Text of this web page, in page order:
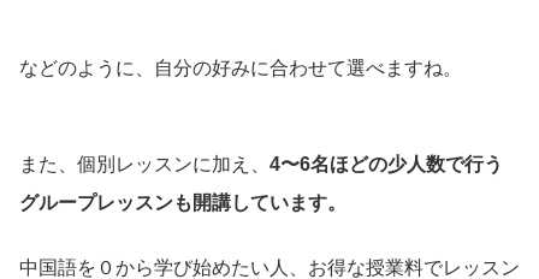
などのように、自分の好みに合わせて選べますね。
また、個別レッスンに加え、 4〜6名ほどの少人数で行う
グループレッスンも開講しています。
中国語を０から学び始めたい人、お得な授業料でレッスン